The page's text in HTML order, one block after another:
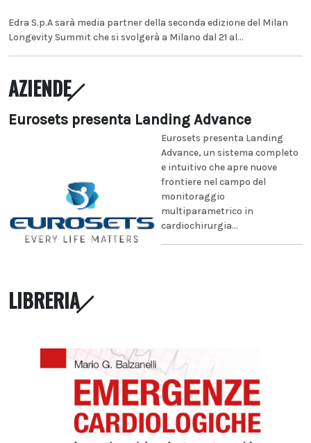
Edra S.p.A sarà media partner della seconda edizione del Milan
Longevity Summit che si svolgerà a Milano dal 21 al...
AZIENDE
Eurosets presenta Landing Advance
Eurosets presenta Landing
Advance, un sistema completo
e intuitivo che apre nuove
frontiere nel campo del
monitoraggio
multiparametrico in
cardiochirurgia...
LIBRERIA